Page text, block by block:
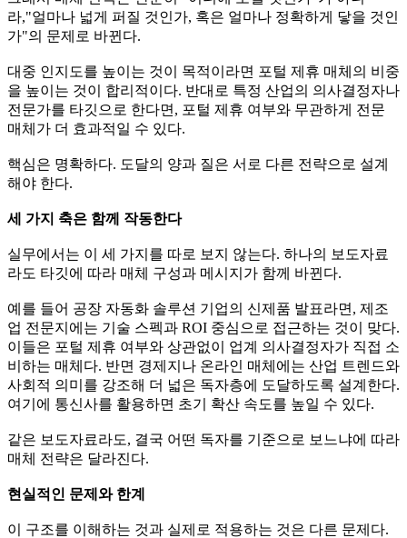
라,"얼마나 넓게 퍼질 것인가, 혹은 얼마나 정확하게 닿을 것인
가"의 문제로 바뀐다.
대중 인지도를 높이는 것이 목적이라면 포털 제휴 매체의 비중
을 높이는 것이 합리적이다. 반대로 특정 산업의 의사결정자나
전문가를 타깃으로 한다면, 포털 제휴 여부와 무관하게 전문
매체가 더 효과적일 수 있다.
핵심은 명확하다. 도달의 양과 질은 서로 다른 전략으로 설계
해야 한다.
세 가지 축은 함께 작동한다
실무에서는 이 세 가지를 따로 보지 않는다. 하나의 보도자료
라도 타깃에 따라 매체 구성과 메시지가 함께 바뀐다.
예를 들어 공장 자동화 솔루션 기업의 신제품 발표라면, 제조
업 전문지에는 기술 스펙과 ROI 중심으로 접근하는 것이 맞다.
이들은 포털 제휴 여부와 상관없이 업계 의사결정자가 직접 소
비하는 매체다. 반면 경제지나 온라인 매체에는 산업 트렌드와
사회적 의미를 강조해 더 넓은 독자층에 도달하도록 설계한다.
여기에 통신사를 활용하면 초기 확산 속도를 높일 수 있다.
같은 보도자료라도, 결국 어떤 독자를 기준으로 보느냐에 따라
매체 전략은 달라진다.
현실적인 문제와 한계
이 구조를 이해하는 것과 실제로 적용하는 것은 다른 문제다.